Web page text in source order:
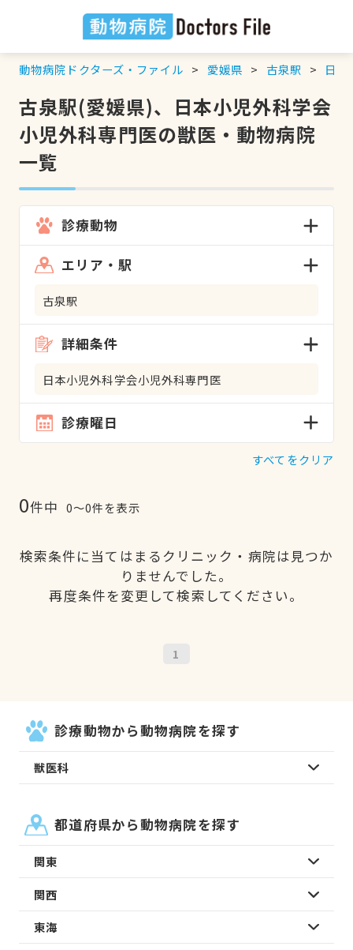
動物病院ドクターズ・ファイル 愛媛県 古泉駅 日本
古泉駅(愛媛県)、日本小児外科学会
小児外科専門医の獣医・動物病院
一覧
診療動物
エリア・駅
古泉駅
詳細条件
日本小児外科学会小児外科専門医
診療曜日
すべてをクリア
0件中 0〜0件を表示
検索条件に当てはまるクリニック・病院は見つか
りませんでした。
再度条件を変更して検索してください。
1
診療動物から動物病院を探す
獣医科
都道府県から動物病院を探す
関東
関西
東海